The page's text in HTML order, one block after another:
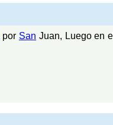
por San Juan, Luego en